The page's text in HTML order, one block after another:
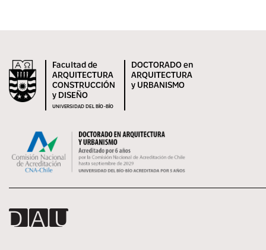
Facultad de
ARQUITECTURA
CONSTRUCCIÓN
y DISEÑO
UNIVERSIDAD DEL BÍO-BÍO
DOCTORADO en
ARQUITECTURA
y URBANISMO